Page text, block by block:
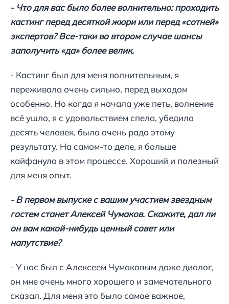
- Что для вас было более волнительно: проходить
кастинг перед десяткой жюри или перед «сотней»
экспертов? Все-таки во втором случае шансы
заполучить «да» более велик.
- Кастинг был для меня волнительным, я
переживала очень сильно, перед выходом
особенно. Но когда я начала уже петь, волнение
всё ушло, я с удовольствием спела, убедила
десять человек, была очень рада этому
результату. На самом-то деле, я больше
кайфанула в этом процессе. Хороший и полезный
для меня опыт.
- В первом выпуске с вашим участием звездным
гостем станет Алексей Чумаков. Скажите, дал ли
он вам какой-нибудь ценный совет или
напутствие?
- У нас был с Алексеем Чумаковым даже диалог,
он мне очень много хорошего и замечательного
сказал. Для меня это было самое важное,